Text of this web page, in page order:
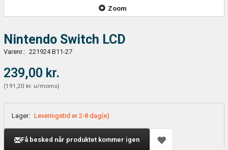
Zoom
Nintendo Switch LCD
Varenr.: 221924 B11-27
239,00 kr.
(191,20 kr. u/moms)
Lager: Leveringstid er 2-8 dag(e)
Få besked når produktet kommer igen